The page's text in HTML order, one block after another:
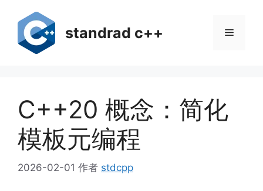
standrad c++ 菜
C++20 概念：简化
模板元编程
2026-02-01 作者 stdcpp